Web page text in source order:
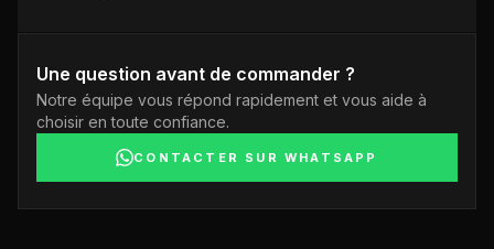
Une question avant de commander ?
Notre équipe vous répond rapidement et vous aide à
choisir en toute confiance.
CONTACTER SUR WHATSAPP